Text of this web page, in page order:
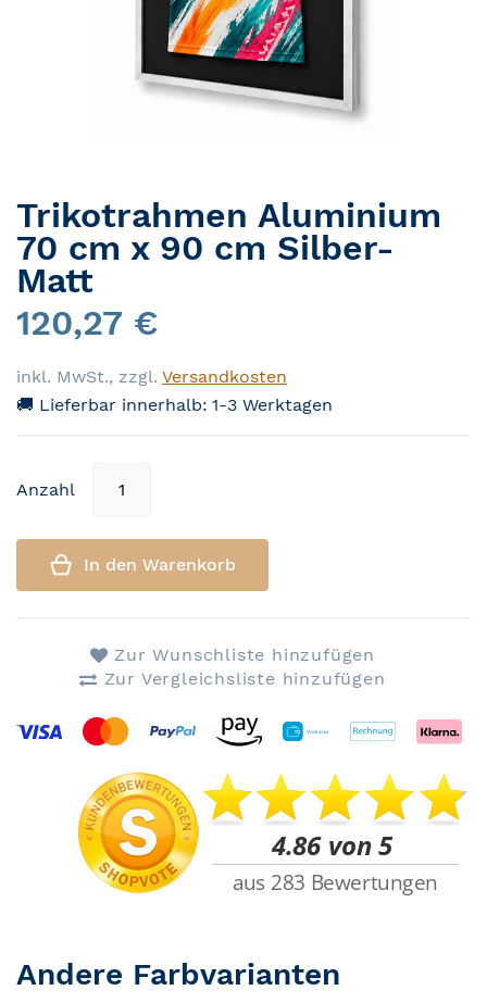
Trikotrahmen Aluminium
70 cm x 90 cm Silber-
Matt
120,27 €
inkl. MwSt., zzgl. Versandkosten
🚚 Lieferbar innerhalb: 1-3 Werktagen
Anzahl
In den Warenkorb
Zur Wunschliste hinzufügen
Zur Vergleichsliste hinzufügen
Zum Anfang der Bildergalerie springen
Andere Farbvarianten